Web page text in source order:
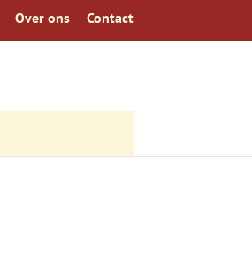
Over ons Contact